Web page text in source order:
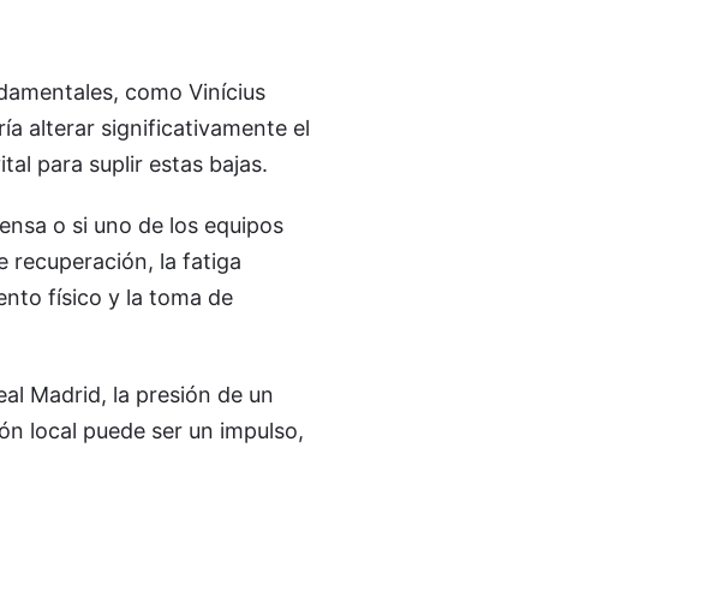
como Vinícius
alterar significativamente el
para suplir estas bajas.
o si uno de los equipos
recuperación, la fatiga
físico y la toma de
Madrid, la presión de un
local puede ser un impulso,